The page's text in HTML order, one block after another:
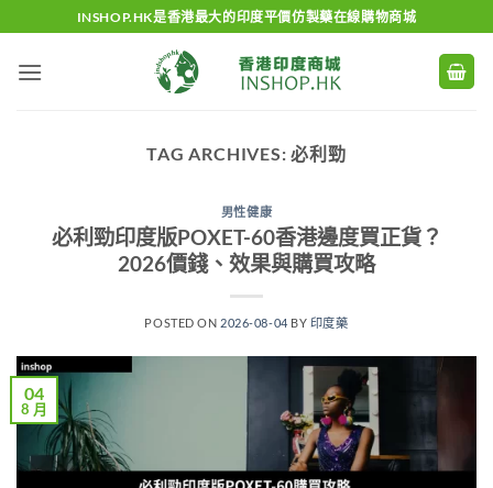
to
content
INSHOP.HK是香港最大的印度平價仿製藥在線購物商城
TAG ARCHIVES:必利勁
男性健康
必利勁印度版POXET-60香港邊度買正貨？
2026價錢、效果與購買攻略
POSTED ON 2026-08-04 BY 印度藥
04
8 月